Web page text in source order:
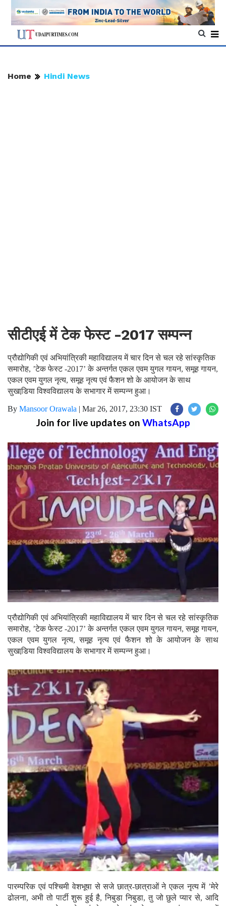
Home Hindi News
सीटीएई में टेक फेस्ट -2017 सम्पन्न
प्रौद्योगिकी एवं अभियांत्रिकी महाविद्यालय में चार दिन से चल रहे सांस्कृतिक
समारोह, ’टेक फेस्ट -2017’ के अन्तर्गत एकल एवम युगल गायन, समूह गायन,
एकल एवम युगल नृत्य, समूह नृत्य एवं फैशन शो के आयोजन के साथ
सुखाडि़या विश्वविद्यालय के सभागार में सम्पन्न हुआ।
By Mansoor Orawala | Mar 26, 2017, 23:30 IST
Join for live updates on WhatsApp
प्रौद्योगिकी एवं अभियांत्रिकी महाविद्यालय में चार दिन से चल रहे सांस्कृतिक
समारोह, ’टेक फेस्ट -2017’ के अन्तर्गत एकल एवम युगल गायन, समूह गायन,
एकल एवम युगल नृत्य, समूह नृत्य एवं फैशन शो के आयोजन के साथ
सुखाडि़या विश्वविद्यालय के सभागार में सम्पन्न हुआ।
पारम्परिक एवं पश्चिमी वेशभूषा से सजे छात्र-छात्राओं ने एकल नृत्य में ’मेरे
ढोलना, अभी तो पार्टी शुरू हुई है, निबुडा निबुडा, तु जो छुले प्यार से, आदि